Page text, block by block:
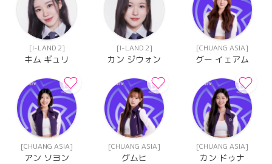
[I-LAND 2]
キム ギュリ
[I-LAND 2]
カン ジウォン
[CHUANG ASIA]
グー イェアム
[CHUANG ASIA]
アン ソヨン
[CHUANG ASIA]
グムヒ
[CHUANG ASIA]
カン ドゥナ